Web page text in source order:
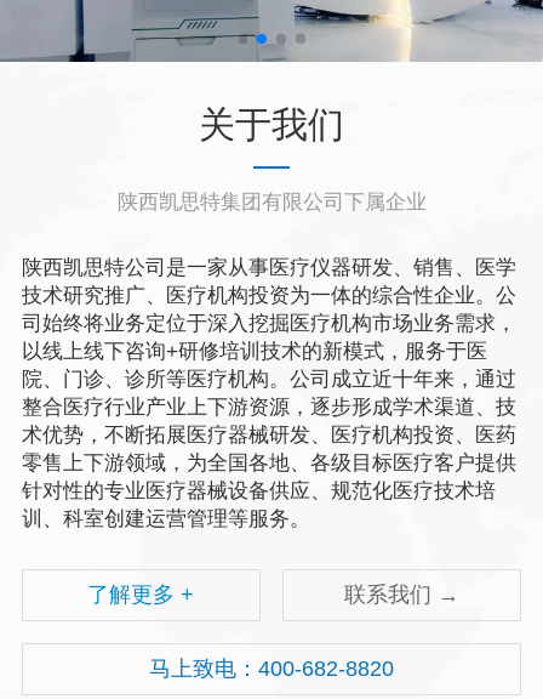
关于我们
陕西凯思特集团有限公司下属企业
陕西凯思特公司是一家从事医疗仪器研发、销售、医学
技术研究推广、医疗机构投资为一体的综合性企业。公
司始终将业务定位于深入挖掘医疗机构市场业务需求，
以线上线下咨询+研修培训技术的新模式，服务于医
院、门诊、诊所等医疗机构。公司成立近十年来，通过
整合医疗行业产业上下游资源，逐步形成学术渠道、技
术优势，不断拓展医疗器械研发、医疗机构投资、医药
零售上下游领域，为全国各地、各级目标医疗客户提供
针对性的专业医疗器械设备供应、规范化医疗技术培
训、科室创建运营管理等服务。
了解更多 + 联系我们 →
马上致电：400-682-8820